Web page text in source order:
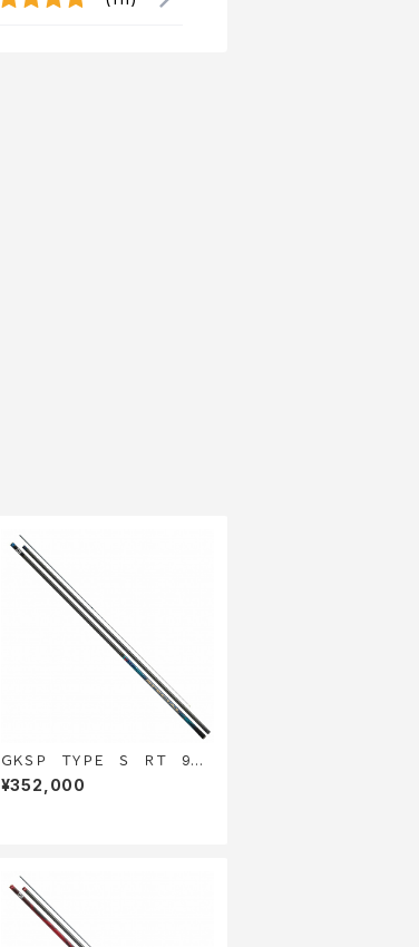
ＧＫＳＰ ＴＹＰＥ Ｓ ＲＴ 90・
Ｅ
¥352,000